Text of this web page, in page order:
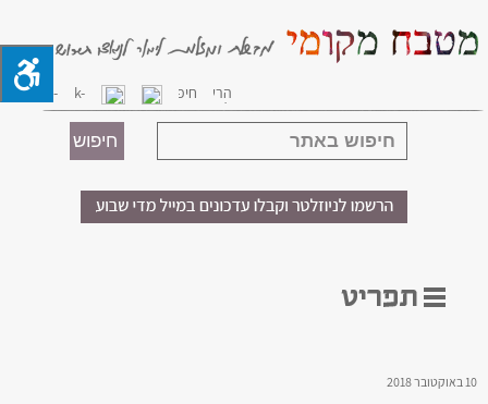
10 באוקטובר 2018